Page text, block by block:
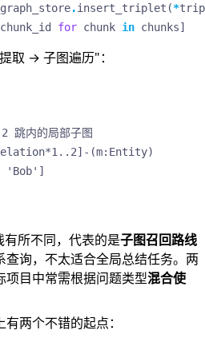
_graph_store.insert_triplet (*
chunk_id for chunk in chunks]
取 → 子图遍历"：
跳内的局部子图
(m:Entity)
'Bob']
所不同，代表的是子图召回路线
询，不太适合全局总结任务。两
目中常需根据问题类型混合使
两个不错的起点：